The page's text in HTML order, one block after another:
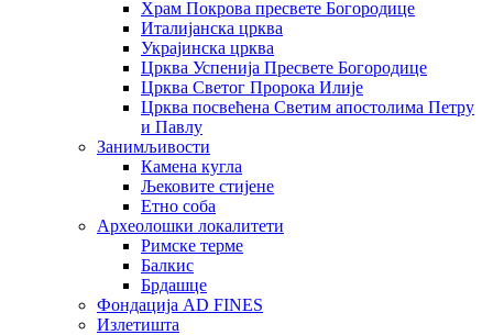
Храм Покрова пресвете Богородице
Италијанска црква
Украјинска црква
Црква Успенија Пресвете Богородице
Црква Светог Пророка Илије
Црква посвећена Светим апостолима Петру
и Павлу
Занимљивости
Камена кугла
Љековите стијене
Етно соба
Археолошки локалитети
Римске терме
Балкис
Брдашце
Фондација AD FINES
Излетишта